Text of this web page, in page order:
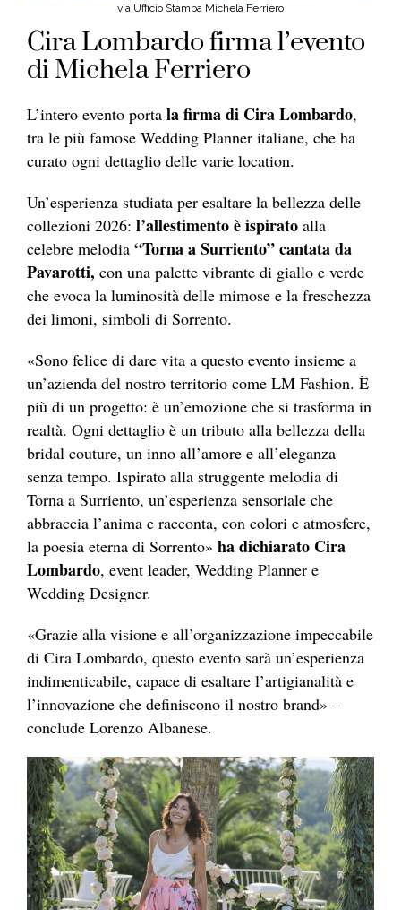
via Ufficio Stampa Michela Ferriero
Cira Lombardo firma l’evento
di Michela Ferriero
L’intero evento porta la firma di Cira Lombardo,
tra le più famose Wedding Planner italiane, che ha
curato ogni dettaglio delle varie location.
Un’esperienza studiata per esaltare la bellezza delle
collezioni 2026: l’allestimento è ispirato alla
celebre melodia “Torna a Surriento” cantata da
Pavarotti, con una palette vibrante di giallo e verde
che evoca la luminosità delle mimose e la freschezza
dei limoni, simboli di Sorrento.
«Sono felice di dare vita a questo evento insieme a
un’azienda del nostro territorio come LM Fashion. È
più di un progetto: è un’emozione che si trasforma in
realtà. Ogni dettaglio è un tributo alla bellezza della
bridal couture, un inno all’amore e all’eleganza
senza tempo. Ispirato alla struggente melodia di
Torna a Surriento, un’esperienza sensoriale che
abbraccia l’anima e racconta, con colori e atmosfere,
la poesia eterna di Sorrento» ha dichiarato Cira
Lombardo, event leader, Wedding Planner e
Wedding Designer.
«Grazie alla visione e all’organizzazione impeccabile
di Cira Lombardo, questo evento sarà un’esperienza
indimenticabile, capace di esaltare l’artigianalità e
l’innovazione che definiscono il nostro brand» –
conclude Lorenzo Albanese.